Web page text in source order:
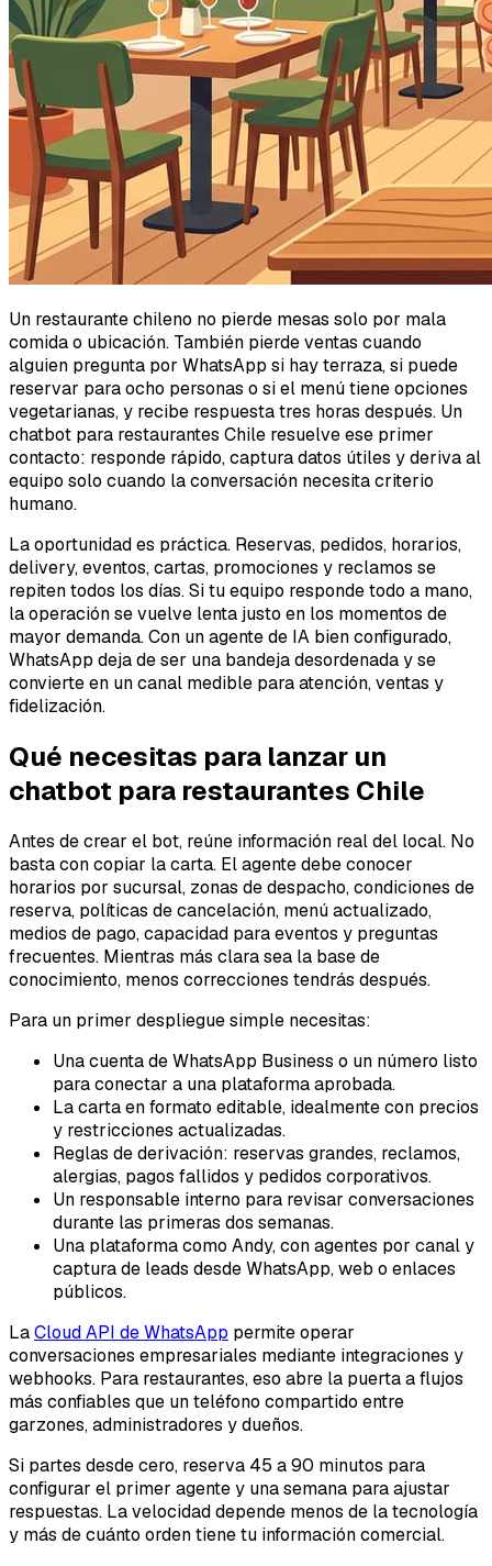
Un restaurante chileno no pierde mesas solo por mala
comida o ubicación. También pierde ventas cuando
alguien pregunta por WhatsApp si hay terraza, si puede
reservar para ocho personas o si el menú tiene opciones
vegetarianas, y recibe respuesta tres horas después. Un
chatbot para restaurantes Chile resuelve ese primer
contacto: responde rápido, captura datos útiles y deriva al
equipo solo cuando la conversación necesita criterio
humano.
La oportunidad es práctica. Reservas, pedidos, horarios,
delivery, eventos, cartas, promociones y reclamos se
repiten todos los días. Si tu equipo responde todo a mano,
la operación se vuelve lenta justo en los momentos de
mayor demanda. Con un agente de IA bien configurado,
WhatsApp deja de ser una bandeja desordenada y se
convierte en un canal medible para atención, ventas y
fidelización.
Qué necesitas para lanzar un
chatbot para restaurantes Chile
Antes de crear el bot, reúne información real del local. No
basta con copiar la carta. El agente debe conocer
horarios por sucursal, zonas de despacho, condiciones de
reserva, políticas de cancelación, menú actualizado,
medios de pago, capacidad para eventos y preguntas
frecuentes. Mientras más clara sea la base de
conocimiento, menos correcciones tendrás después.
Para un primer despliegue simple necesitas:
Una cuenta de WhatsApp Business o un número listo
para conectar a una plataforma aprobada.
La carta en formato editable, idealmente con precios
y restricciones actualizadas.
Reglas de derivación: reservas grandes, reclamos,
alergias, pagos fallidos y pedidos corporativos.
Un responsable interno para revisar conversaciones
durante las primeras dos semanas.
Una plataforma como Andy, con agentes por canal y
captura de leads desde WhatsApp, web o enlaces
públicos.
LaCloud API de WhatsApp permite operar
conversaciones empresariales mediante integraciones y
webhooks. Para restaurantes, eso abre la puerta a flujos
más confiables que un teléfono compartido entre
garzones, administradores y dueños.
Si partes desde cero, reserva 45 a 90 minutos para
configurar el primer agente y una semana para ajustar
respuestas. La velocidad depende menos de la tecnología
y más de cuánto orden tiene tu información comercial.